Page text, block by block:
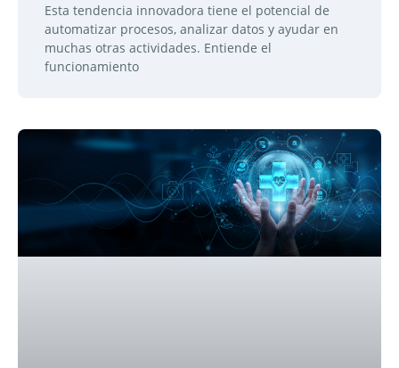
Esta tendencia innovadora tiene el potencial de
automatizar procesos, analizar datos y ayudar en
muchas otras actividades. Entiende el
funcionamiento